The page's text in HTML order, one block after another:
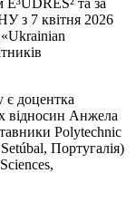
з 7 квітня 2026
є доцентка
відносин Анжела
Polytechnic
Португалія)